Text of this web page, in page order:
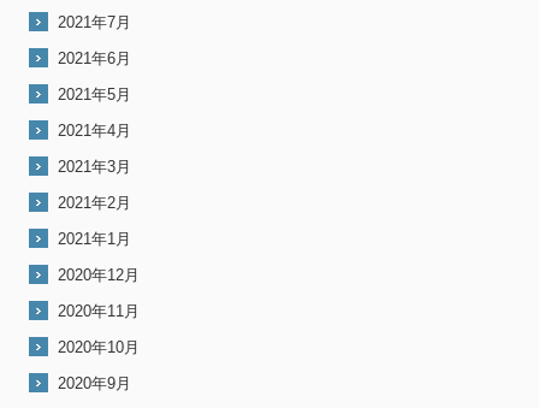
2021年7月
2021年6月
2021年5月
2021年4月
2021年3月
2021年2月
2021年1月
2020年12月
2020年11月
2020年10月
2020年9月